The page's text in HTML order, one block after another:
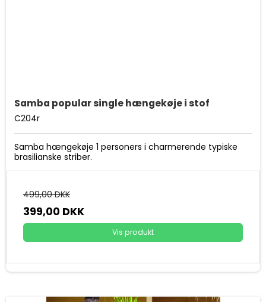
Samba popular single hængekøje i stof
C204r
Samba hængekøje 1 personers i charmerende typiske
brasilianske striber.
499,00 DKK
399,00 DKK
Vis produkt